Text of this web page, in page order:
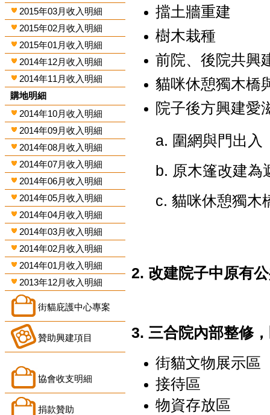
2015年03月收入明細
2015年02月收入明細
2015年01月收入明細
2014年12月收入明細
2014年11月收入明細
購地明細
2014年10月收入明細
2014年09月收入明細
2014年08月收入明細
2014年07月收入明細
2014年06月收入明細
2014年05月收入明細
2014年04月收入明細
2014年03月收入明細
2014年02月收入明細
2014年01月收入明細
2013年12月收入明細
街貓庇護中心專案
贊助興建項目
協會收支明細
捐款贊助
擋土牆重建
樹木栽種
前院、後院共興
貓咪休憩獨木橋
院子後方興建愛
a. 圍網與門出入
b. 原木篷改建為
c. 貓咪休憩獨木
2. 改建院子中原有
3. 三合院內部整修
街貓文物展示區
接待區
物資存放區